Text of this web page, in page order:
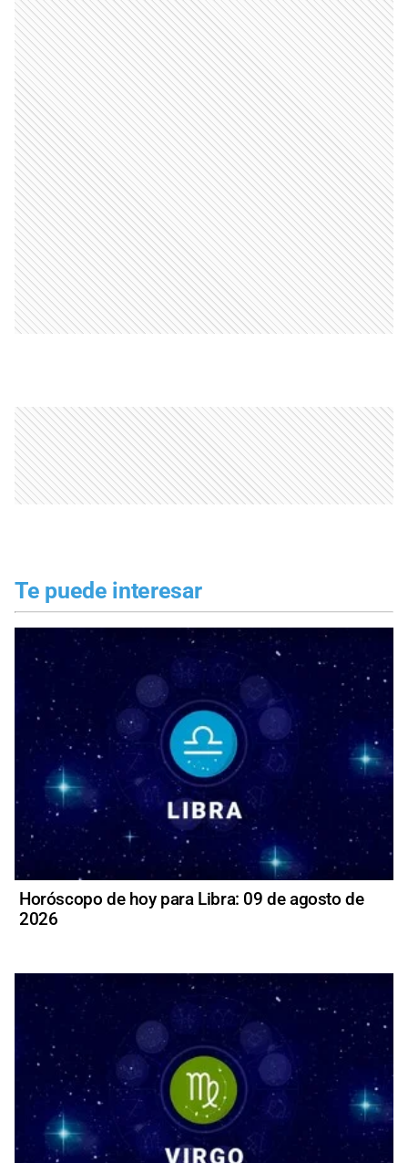
Te puede interesar
Horóscopo de hoy para Libra: 09 de agosto de
2026